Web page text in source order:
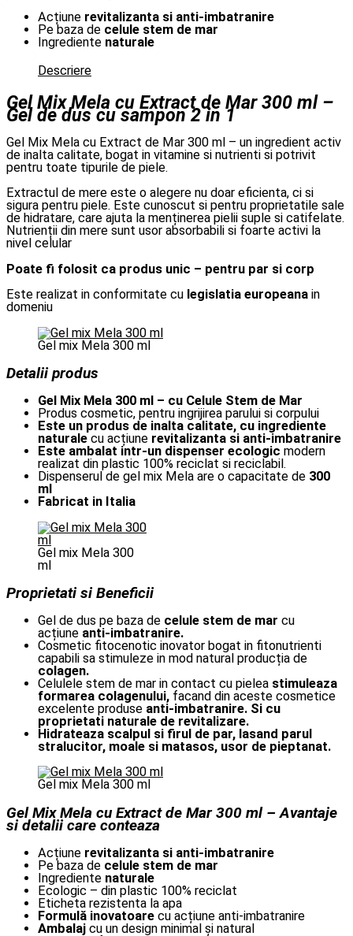
Acțiune revitalizanta si anti-imbatranire
Pe baza de celule stem de mar
Ingrediente naturale
Descriere
Gel Mix Mela cu Extract de Mar 300 ml –
Gel de dus cu sampon 2 in 1
Gel Mix Mela cu Extract de Mar 300 ml – un ingredient activ
de inalta calitate, bogat in vitamine si nutrienti si potrivit
pentru toate tipurile de piele.
Extractul de mere este o alegere nu doar eficienta, ci si
sigura pentru piele. Este cunoscut si pentru proprietatile sale
de hidratare, care ajuta la menținerea pielii suple si catifelate.
Nutrienții din mere sunt usor absorbabili si foarte activi la
nivel celular
Poate fi folosit ca produs unic – pentru par si corp
Este realizat in conformitate cu legislatia europeana in
domeniu
Gel mix Mela 300 ml
Detalii produs
Gel Mix Mela 300 ml – cu Celule Stem de Mar
Produs cosmetic, pentru ingrijirea parului si corpului
Este un produs de inalta calitate, cu ingrediente
naturale cu acțiune revitalizanta si anti-imbatranire
Este ambalat intr-un dispenser ecologic modern
realizat din plastic 100% reciclat si reciclabil.
Dispenserul de gel mix Mela are o capacitate de 300
ml
Fabricat in Italia
Gel mix Mela 300
ml
Proprietati si Beneficii
Gel de dus pe baza de celule stem de mar cu
acțiune anti-imbatranire.
Cosmetic fitocenotic inovator bogat in fitonutrienti
capabili sa stimuleze in mod natural producția de
colagen.
Celulele stem de mar in contact cu pielea stimuleaza
formarea colagenului, facand din aceste cosmetice
excelente produse anti-imbatranire. Si cu
proprietati naturale de revitalizare.
Hidrateaza scalpul si firul de par, lasand parul
stralucitor, moale si matasos, usor de pieptanat.
Gel mix Mela 300 ml
Gel Mix Mela cu Extract de Mar 300 ml – Avantaje
si detalii care conteaza
Acțiune revitalizanta si anti-imbatranire
Pe baza de celule stem de mar
Ingrediente naturale
Ecologic – din plastic 100% reciclat
Eticheta rezistenta la apa
Formulă inovatoare cu acțiune anti-imbatranire
Ambalaj cu un design minimal și natural